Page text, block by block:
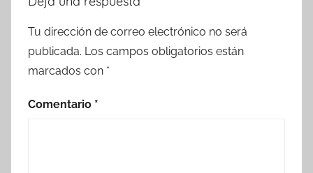
Tu dirección de correo electrónico no será
publicada. Los campos obligatorios están
marcados con *
Comentario *